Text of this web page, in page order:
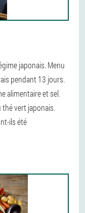
japonais. Menu
pendant 13 jours.
alimentaire et sel.
vert japonais.
ils été